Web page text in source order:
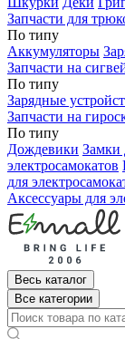
Запчасти для
По типу
Аккумуляторы
Запчасти на
По типу
Зарядные
Запчасти на
По типу
Дождевики Замки
электросамокатов
для
Аксессуары для
Весь каталог
Все категории